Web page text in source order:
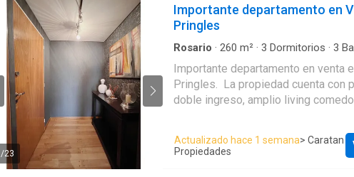
profesionales, parejas, estudiantes
buscan una propiedad con buena
alquiler y excelente proyección de
Consúltanos para coordinar una
Solarium Agua corriente Video cable Internet Apto
espacios verdes sin salir de la
Características de la unidad: 2 Dormitorios 2 baños
1 baulera y una cochera
panoramico totalmente amoblado
diseño. Balcones forestados y
rio. Aberturas de aluminio de alta
doble vidriado hermético (DVH).
silestone o similar. Anafe y horno
Griferías y sanitarios de primera línea.
/23
Importante departamento en
Pringles
Rosario · 260 m² · 3 Dormitorios · 3
Importante departamento en venta
Pringles. La propiedad cuenta con palier privado,
doble ingreso, amplio living
dormitorio o escritorio), lavadero,
de servicio, toilette, cocina comedor
Actualizado hace 1 semana> Caratan
Propiedades